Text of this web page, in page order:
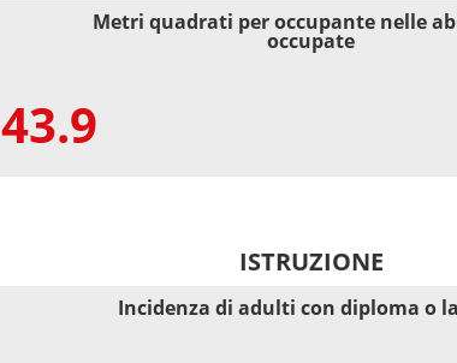
43.9
Metri quadrati per occupante nelle
occupate
ISTRUZIONE
Incidenza di adulti con diploma o